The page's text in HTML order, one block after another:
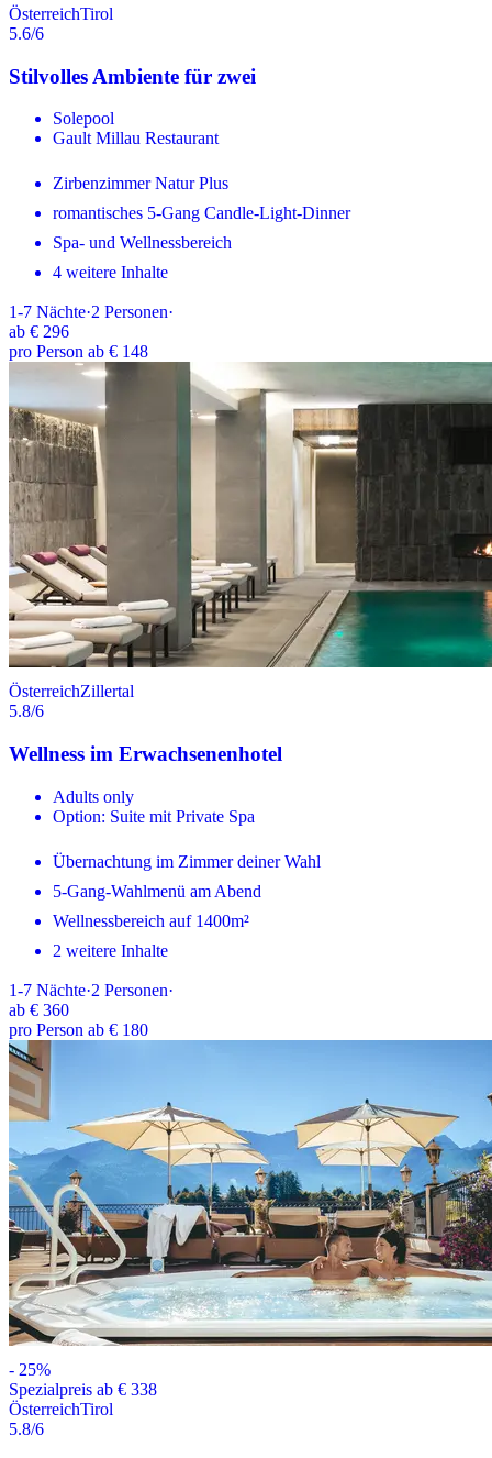
ÖsterreichTirol
5.6/6
Stilvolles Ambiente für zwei
Solepool
Gault Millau Restaurant
Zirbenzimmer Natur Plus
romantisches 5-Gang Candle-Light-Dinner
Spa- und Wellnessbereich
4 weitere Inhalte
1-7 Nächte·2 Personen·
ab € 296
pro Person ab € 148
ÖsterreichZillertal
5.8/6
Wellness im Erwachsenenhotel
Adults only
Option: Suite mit Private Spa
Übernachtung im Zimmer deiner Wahl
5-Gang-Wahlmenü am Abend
Wellnessbereich auf 1400m²
2 weitere Inhalte
1-7 Nächte·2 Personen·
ab € 360
pro Person ab € 180
- 25%
Spezialpreis ab € 338
ÖsterreichTirol
5.8/6